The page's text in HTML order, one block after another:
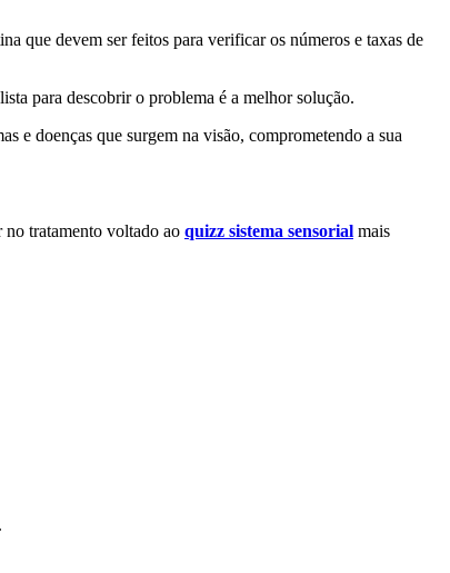
que devem ser feitos para verificar os números e taxas de
para descobrir o problema é a melhor solução.
e doenças que surgem na visão, comprometendo a sua
no tratamento voltado ao quizz sistema sensorial mais